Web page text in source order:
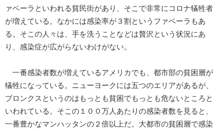
ァベーラといわれる貧民街があり、そこで非常にコロナ犠牲者
が増えている。なかには感染率が３割というファベーラもあ
る。そこの人々は、手を洗うことなどは贅沢という状況にあ
り、感染症が広がらないわけがない。
一番感染者数が増えているアメリカでも、都市部の貧困層が
犠牲になっている。ニューヨークには五つのエリアがあるが、
ブロンクスというのはもっとも貧困でもっとも危ないところと
いわれている。そこの１００万人あたりの感染者数を見ると、
一番豊かなマンハッタンの２倍以上だ。大都市の貧困層で感染